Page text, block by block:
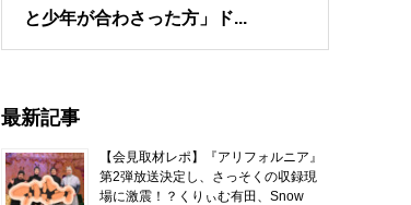
と少年が合わさった方」ド...
最新記事
【会見取材レポ】『アリフォルニア』
第2弾放送決定し、さっそくの収録現
場に激震！？くりぃむ有田、Snow